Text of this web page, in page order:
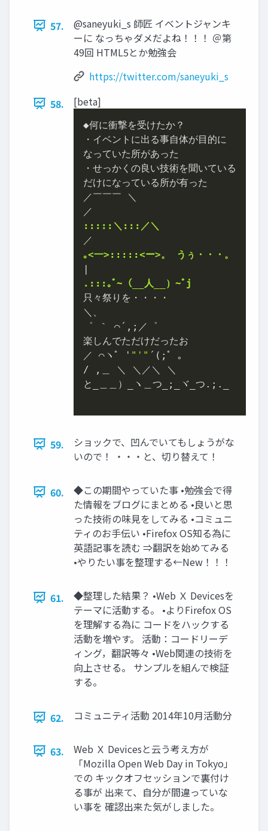
57.
@saneyuki_s 師匠 イベントジャンキ
ーに なっちゃダメだよね！！！ ＠第
49回 HTML5とか勉強会
https://twitter.com/saneyuki_s
58.
[beta]
◆何に衝撃を受けたか？
・イベントに出る事自体が目的に
なっていた所があった
・せっかくの良い技術を聞いている
だけになっている所が有った
／￣￣￣ ＼
:::::＼:::／＼
｡<一>:::::<ー>。 うぅ・・・。
.:::｡ﾟ~（__人__）~ﾟj
只々祭りを・・・・
＼、
゜ ｀ ⌒´,;／゜
楽しんでただけだったお
／ ⌒ヽﾟ ' "'" ´(;ﾟ ｡
/ ,＿ ＼ ＼／＼ ＼
と_＿＿）_ヽ＿つ_;_ヾ_つ.;._
59.
ショックで、凹んでいてもしょうがな
いので！ ・・・と、切り替えて！
60.
◆この期間やっていた事 •勉強会で得
た情報をブログにまとめる •良いと思
った技術の味見をしてみる •コミュニ
ティのお手伝い •Firefox OS知る為に
英語記事を読む ⇒翻訳を始めてみる
•やりたい事を整理する←New！！！
61.
◆整理した結果？ •Web Ｘ Devicesを
テーマに活動する。 •よりFirefox OS
を理解する為に コードをハックする
活動を増やす。 活動：コードリーデ
ィング，翻訳等々 •Web関連の技術を
向上させる。 サンプルを組んで検証
する。
62. コミュニティ活動 2014年10月活動分
63.
Web Ｘ Devicesと云う考え方が
「Mozilla Open Web Day in Tokyo」
での キックオフセッションで裏付け
る事が 出来て、自分が間違っていな
い事を 確認出来た気がしました。